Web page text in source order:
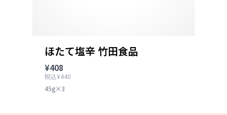
ほたて塩辛 竹田食品
¥408
税込¥440
45g×3